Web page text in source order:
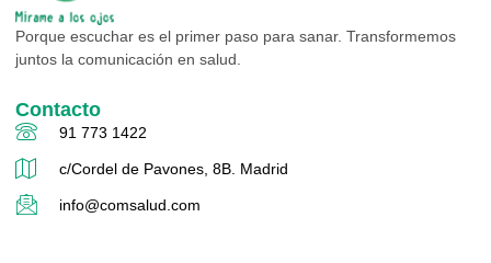
Porque escuchar es el primer paso para sanar. Transformemos
juntos la comunicación en salud.
Contacto
91 773 1422
c/Cordel de Pavones, 8B. Madrid
info@comsalud.com